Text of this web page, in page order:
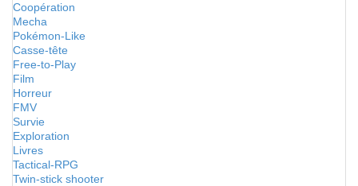
Coopération
Mecha
Pokémon-Like
Casse-tête
Free-to-Play
Film
Horreur
FMV
Survie
Exploration
Livres
Tactical-RPG
Twin-stick shooter